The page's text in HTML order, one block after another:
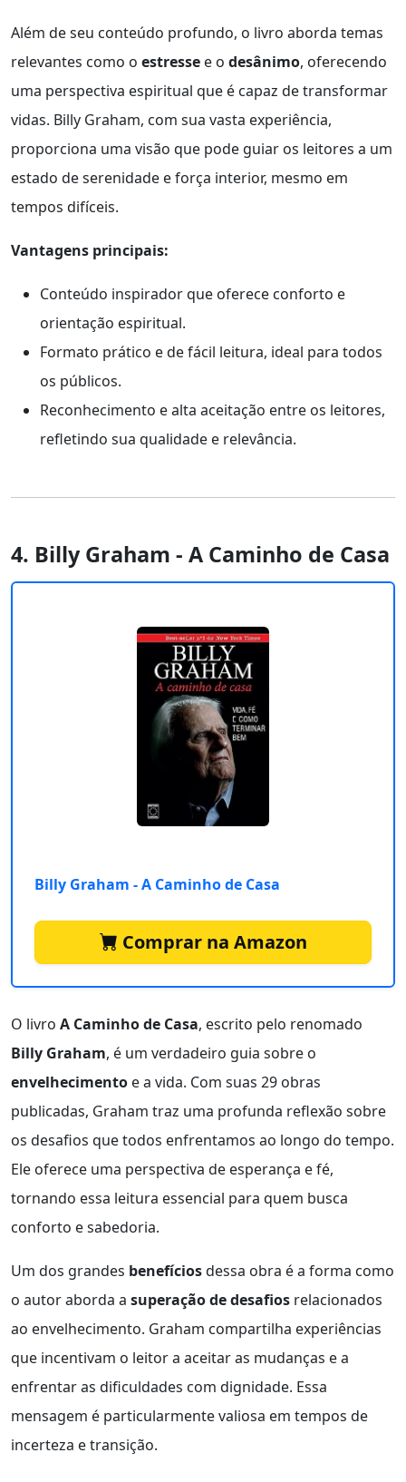
Além de seu conteúdo profundo, o livro aborda temas
relevantes como o estresse e o desânimo, oferecendo
uma perspectiva espiritual que é capaz de transformar
vidas. Billy Graham, com sua vasta experiência,
proporciona uma visão que pode guiar os leitores a um
estado de serenidade e força interior, mesmo em
tempos difíceis.
Vantagens principais:
Conteúdo inspirador que oferece conforto e
orientação espiritual.
Formato prático e de fácil leitura, ideal para todos
os públicos.
Reconhecimento e alta aceitação entre os leitores,
refletindo sua qualidade e relevância.
4. Billy Graham - A Caminho de Casa
Billy Graham - A Caminho de Casa
Comprar na Amazon
O livro A Caminho de Casa, escrito pelo renomado
Billy Graham, é um verdadeiro guia sobre o
envelhecimento e a vida. Com suas 29 obras
publicadas, Graham traz uma profunda reflexão sobre
os desafios que todos enfrentamos ao longo do tempo.
Ele oferece uma perspectiva de esperança e fé,
tornando essa leitura essencial para quem busca
conforto e sabedoria.
Um dos grandes benefíciosdessa obra é a forma como
o autor aborda a superação de desafios relacionados
ao envelhecimento. Graham compartilha experiências
que incentivam o leitor a aceitar as mudanças e a
enfrentar as dificuldades com dignidade. Essa
mensagem é particularmente valiosa em tempos de
incerteza e transição.